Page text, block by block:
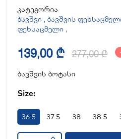
კატეგორია
ბავშვი , ბავშვის
ფეხსაცმელი ,
139,00 ₾ 277,00 ₾
ბავშვის ბოტასი
Size:
36.5 37.5 38 38.5